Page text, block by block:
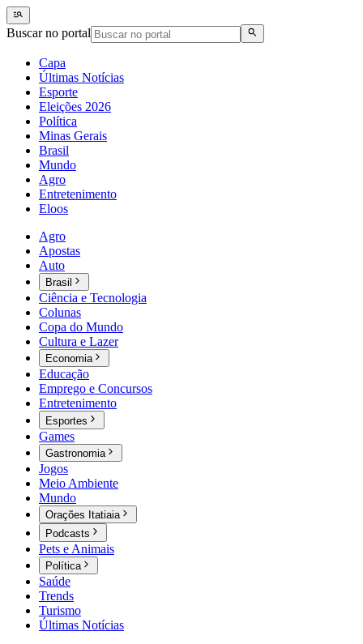
Buscar no portal
Capa
Últimas Notícias
Esporte
Eleições 2026
Política
Minas Gerais
Brasil
Mundo
Agro
Entretenimento
Eloos
Agro
Apostas
Auto
Brasil
Ciência e Tecnologia
Colunas
Copa do Mundo
Cultura e Lazer
Economia
Educação
Emprego e Concursos
Entretenimento
Esportes
Games
Gastronomia
Jogos
Meio Ambiente
Mundo
Orações Itatiaia
Podcasts
Pets e Animais
Política
Saúde
Trends
Turismo
Últimas Notícias